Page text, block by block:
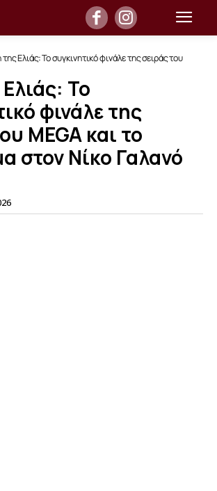
της Ελιάς: Το συγκινητικό φινάλε της σειράς του
Το
φινάλε της
MEGA και το
στον Νίκο Γαλανό